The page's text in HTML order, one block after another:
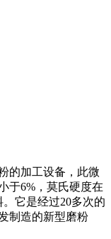
的加工设备，此微
于6%，莫氏硬度在
它是经过20多次的
制造的新型磨粉